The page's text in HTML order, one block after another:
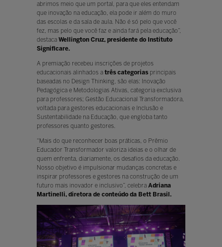
abrimos meio que um portal, para que eles entendam
que inovação na educação, ela pode ir além do muro
das escolas e da sala de aula. Não é só pelo que você
fez, mas pelo que você faz e ainda fará pela educação”,
destaca Wellington Cruz, presidente do Instituto
Significare.
A premiação recebeu inscrições de projetos
educacionais alinhados a três categoriasprincipais
baseadas no Design Thinking, são elas: Inovação
Pedagógica e Metodologias Ativas, categoria exclusiva
para professores; Gestão Educacional Transformadora,
voltada para gestores educacionais e Inclusão e
Sustentabilidade na Educação, que engloba tanto
professores quanto gestores.
“Mais do que reconhecer boas práticas, o Prêmio
Educador Transformador valoriza ideias e o olhar de
quem enfrenta, diariamente, os desafios da educação.
Nosso objetivo é impulsionar mudanças concretas e
inspirar professores e gestores na construção de um
futuro mais inovador e inclusivo”, celebra Adriana
Martinelli, diretora de conteúdo da Bett Brasil.